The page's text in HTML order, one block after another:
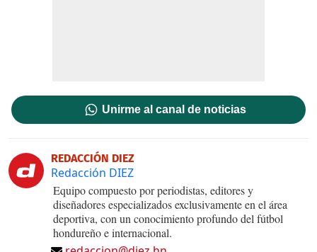
Unirme al canal de noticias
REDACCIÓN DIEZ
Redacción DIEZ
Equipo compuesto por periodistas, editores y
diseñadores especializados exclusivamente en el área
deportiva, con un conocimiento profundo del fútbol
hondureño e internacional.